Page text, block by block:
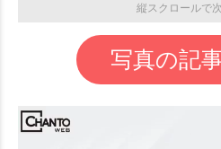
縦スクロールで
写真の記